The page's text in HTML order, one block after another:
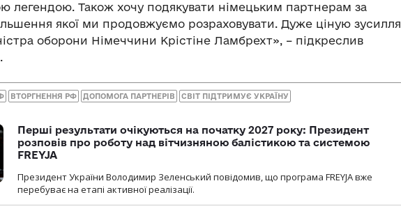
легендою. Також хочу подякувати німецьким партнерам за
якої ми продовжуємо розраховувати. Дуже ціную зусилля
оборони Німеччини Крістіне Ламбрехт», – підкреслив
ВТОРГНЕННЯ РФ ДОПОМОГА ПАРТНЕРІВ СВІТ ПІДТРИМУЄ УКРАЇНУ
Перші результати очікуються на початку 2027 року: Президент
розповів про роботу над вітчизняною балістикою та системою
FREYJA
Президент України Володимир Зеленський повідомив, що програма FREYJA вже
перебуває на етапі активної реалізації.